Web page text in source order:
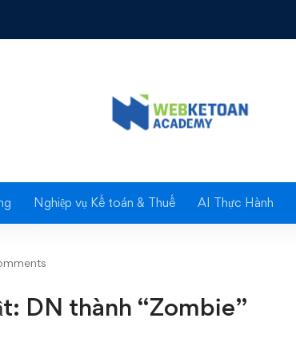
Nghiệp vụ Kế toán & Thuế AI Thực Hành
thành “Zombie”
DN thành “Zombie”